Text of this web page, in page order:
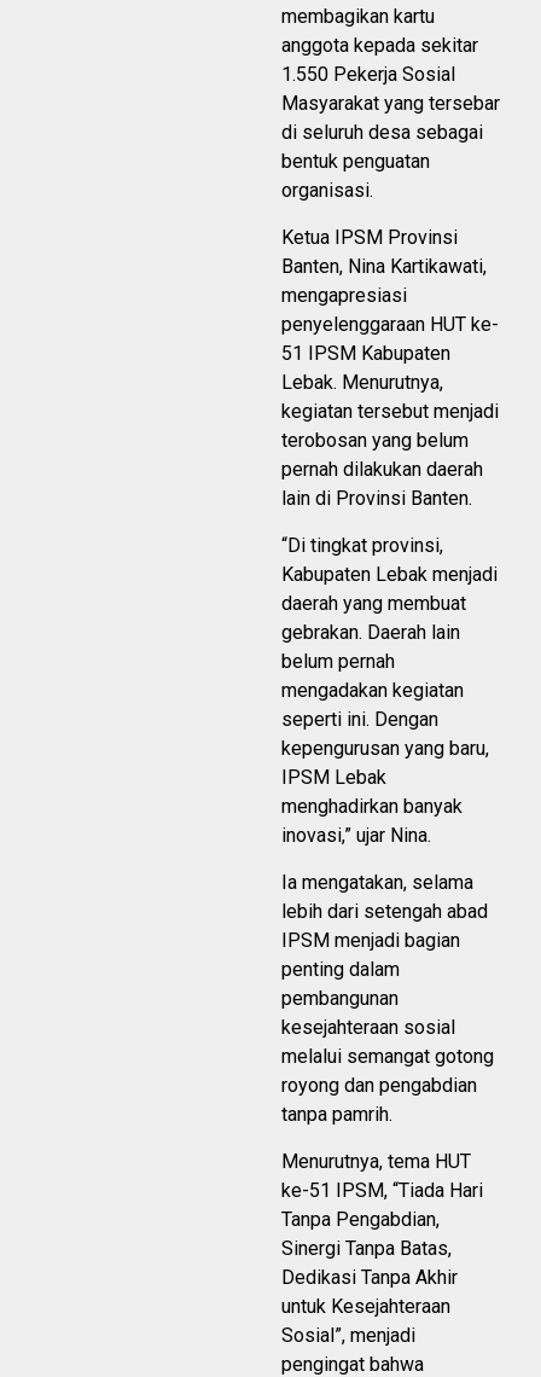
membagikan kartu
anggota kepada sekitar
1.550 Pekerja Sosial
Masyarakat yang tersebar
di seluruh desa sebagai
bentuk penguatan
organisasi.
Ketua IPSM Provinsi
Banten, Nina Kartikawati,
mengapresiasi
penyelenggaraan HUT ke-
51 IPSM Kabupaten
Lebak. Menurutnya,
kegiatan tersebut menjadi
terobosan yang belum
pernah dilakukan daerah
lain di Provinsi Banten.
“Di tingkat provinsi,
Kabupaten Lebak menjadi
daerah yang membuat
gebrakan. Daerah lain
belum pernah
mengadakan kegiatan
seperti ini. Dengan
kepengurusan yang baru,
IPSM Lebak
menghadirkan banyak
inovasi,” ujar Nina.
Ia mengatakan, selama
lebih dari setengah abad
IPSM menjadi bagian
penting dalam
pembangunan
kesejahteraan sosial
melalui semangat gotong
royong dan pengabdian
tanpa pamrih.
Menurutnya, tema HUT
ke-51 IPSM, “Tiada Hari
Tanpa Pengabdian,
Sinergi Tanpa Batas,
Dedikasi Tanpa Akhir
untuk Kesejahteraan
Sosial”, menjadi
pengingat bahwa